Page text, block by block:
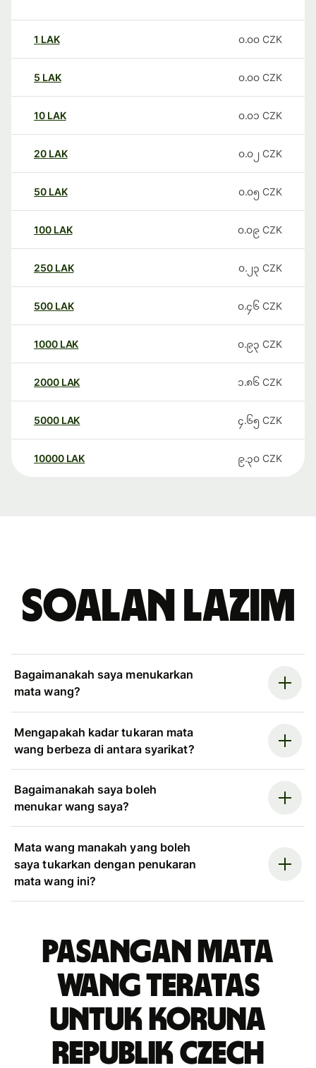
1 LAK ၀.၀၀ CZK
5 LAK ၀.၀၀ CZK
10 LAK ၀.၀၁ CZK
20 LAK ၀.၀၂ CZK
50 LAK ၀.၀၅ CZK
100 LAK ၀.၀၉ CZK
250 LAK ၀.၂၃ CZK
500 LAK ၀.၄၆ CZK
1000 LAK ၀.၉၃ CZK
2000 LAK ၁.၈၆ CZK
5000 LAK ၄.၆၅ CZK
10000 LAK ၉.၃၀ CZK
Soalan Lazim
Bagaimanakah saya menukarkan
mata wang?
Mengapakah kadar tukaran mata
wang berbeza di antara syarikat?
Bagaimanakah saya boleh
menukar wang saya?
Mata wang manakah yang boleh
saya tukarkan dengan penukaran
mata wang ini?
Pasangan mata
wang teratas
untuk koruna
Republik Czech